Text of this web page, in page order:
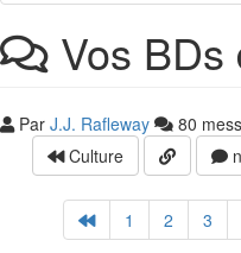
Vos BDs
Par J.J. Rafleway
80
Culture
1 2 3